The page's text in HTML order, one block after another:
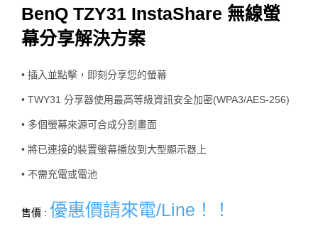
BenQ TZY31 InstaShare 無線螢
幕分享解決方案
• 插入並點擊，即刻分享您的螢幕
• TWY31 分享器使用最高等級資訊安全加密(WPA3/AES-256)
• 多個螢幕來源可合成分割畫面
• 將已連接的裝置螢幕播放到大型顯示器上
• 不需充電或電池
售價 : 優惠價請來電/Line！！